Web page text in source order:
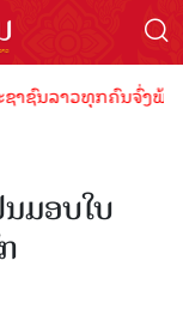
ຊົນລາວທຸກຄົນຈົ່ງພ້ອ
ມອບໃບ